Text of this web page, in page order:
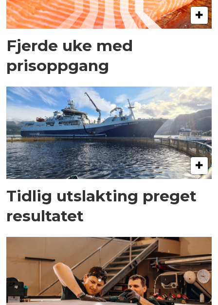
Fjerde uke med
prisoppgang
Tidlig utslakting preget
resultatet